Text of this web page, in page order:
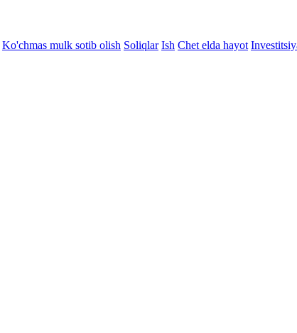
Ko'chmas mulk sotib olish Soliqlar Ish Chet elda hayot